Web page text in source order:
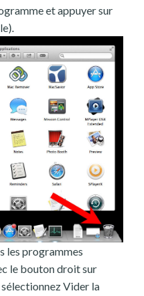
et appuyer sur
les programmes
le bouton droit sur
Vider la